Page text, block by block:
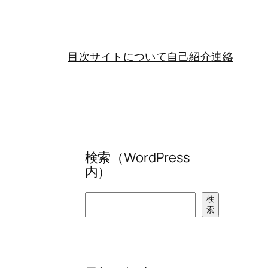
目次サイトについて自己紹介連絡
検索（WordPress
内）
検
索